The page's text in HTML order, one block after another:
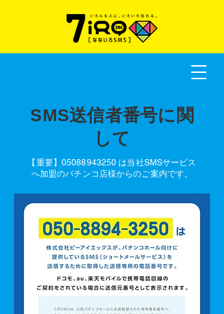
SMS送信者番号に関
して
【重要】05088943250 は当社SMSサービス
へ加盟のパチンコ店様からのご案内です。